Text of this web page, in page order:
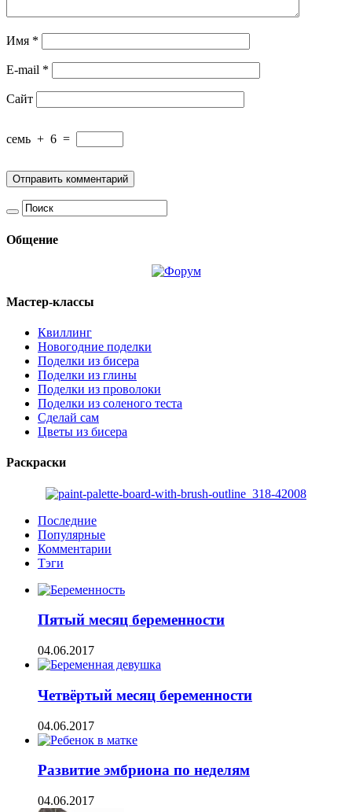
Имя *
E-mail *
Сайт
семь + 6 =
Общение
Мастер-классы
Квиллинг
Новогодние поделки
Поделки из бисера
Поделки из глины
Поделки из проволоки
Поделки из соленого теста
Сделай сам
Цветы из бисера
Раскраски
Последние
Популярные
Комментарии
Тэги
Пятый месяц беременности
04.06.2017
Четвёртый месяц беременности
04.06.2017
Развитие эмбриона по неделям
04.06.2017